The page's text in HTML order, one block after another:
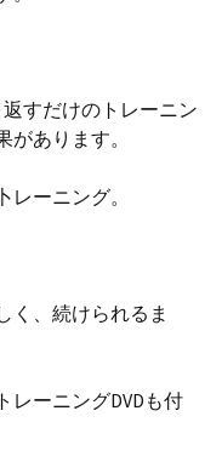
すだけのトレーニン
あります。
ーニング。
く、続けられるま
レーニングDVDも付